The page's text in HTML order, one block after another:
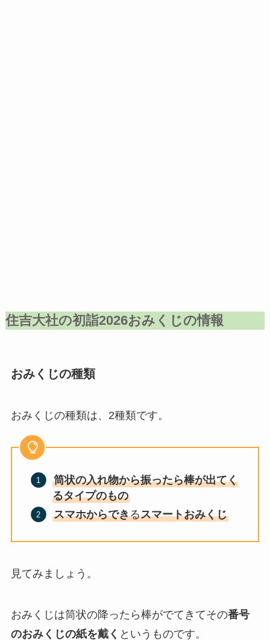
住吉大社の初詣2026おみくじの情報
おみくじの種類
おみくじの種類は、2種類です。
筒状の入れ物から振ったら棒が出てく
るタイプのもの
スマホからできるスマートおみくじ
見てみましょう。
おみくじは筒状の降ったら棒がでてきてその番号
のおみくじの紙を戴く というものです。